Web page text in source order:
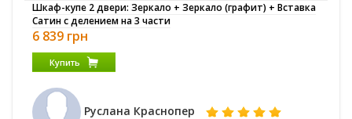
Шкаф-купе 2 двери: Зеркало + Зеркало (графит) + Вставка
Сатин с делением на 3 части
6 839 грн
Купить
Руслана Краснопер